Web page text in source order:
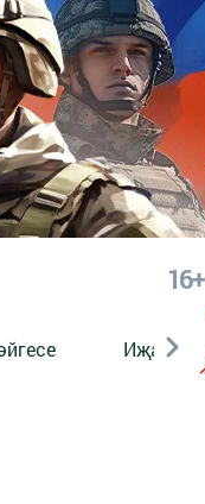
16+
Иҗат